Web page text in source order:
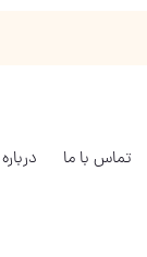
تماس با ما